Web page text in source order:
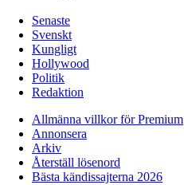
Senaste
Svenskt
Kungligt
Hollywood
Politik
Redaktion
Allmänna villkor för Premium
Annonsera
Arkiv
Återställ lösenord
Bästa kändissajterna 2026